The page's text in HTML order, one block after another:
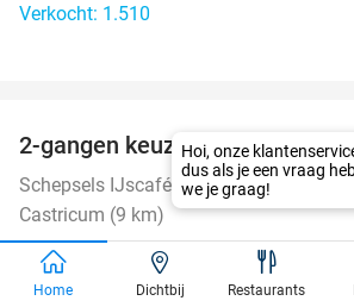
Verkocht: 1.510
2-gangen keuzelunch
Schepsels IJscafé Castricum
Castricum (9 km)
Verkocht: 367
Home Dichtbij Restaurants